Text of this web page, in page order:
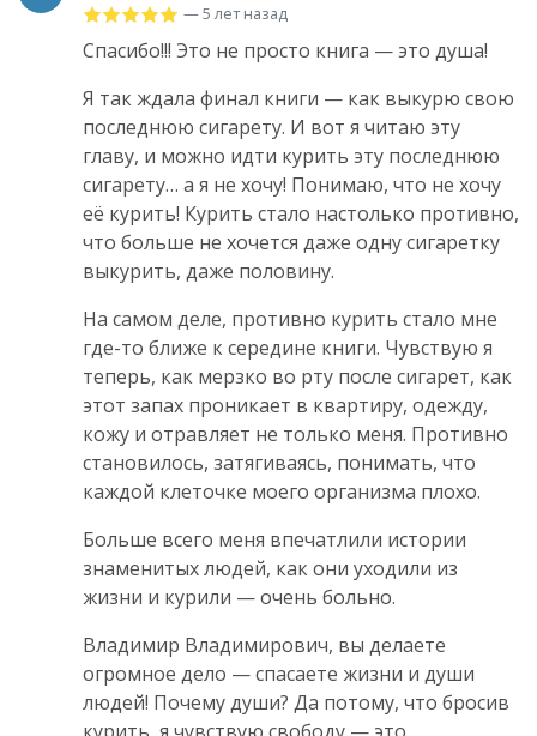
— 5 лет назад
Спасибо!!! Это не просто книга — это душа!
Я так ждала финал книги — как выкурю свою
последнюю сигарету. И вот я читаю эту
главу, и можно идти курить эту последнюю
сигарету… а я не хочу! Понимаю, что не хочу
её курить! Курить стало настолько противно,
что больше не хочется даже одну сигаретку
выкурить, даже половину.
На самом деле, противно курить стало мне
где-то ближе к середине книги. Чувствую я
теперь, как мерзко во рту после сигарет, как
этот запах проникает в квартиру, одежду,
кожу и отравляет не только меня. Противно
становилось, затягиваясь, понимать, что
каждой клеточке моего организма плохо.
Больше всего меня впечатлили истории
знаменитых людей, как они уходили из
жизни и курили — очень больно.
Владимир Владимирович, вы делаете
огромное дело — спасаете жизни и души
людей! Почему души? Да потому, что бросив